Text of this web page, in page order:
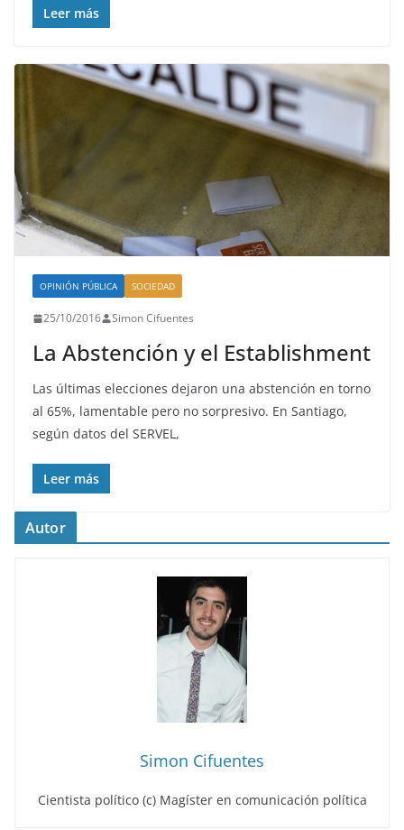
Leer más
OPINIÓN PÚBLICA SOCIEDAD
25/10/2016 Simon Cifuentes
La Abstención y el Establishment
Las últimas elecciones dejaron una abstención en torno
al 65%, lamentable pero no sorpresivo. En Santiago,
según datos del SERVEL,
Leer más
Autor
Simon Cifuentes
Cientista político (c) Magíster en comunicación política